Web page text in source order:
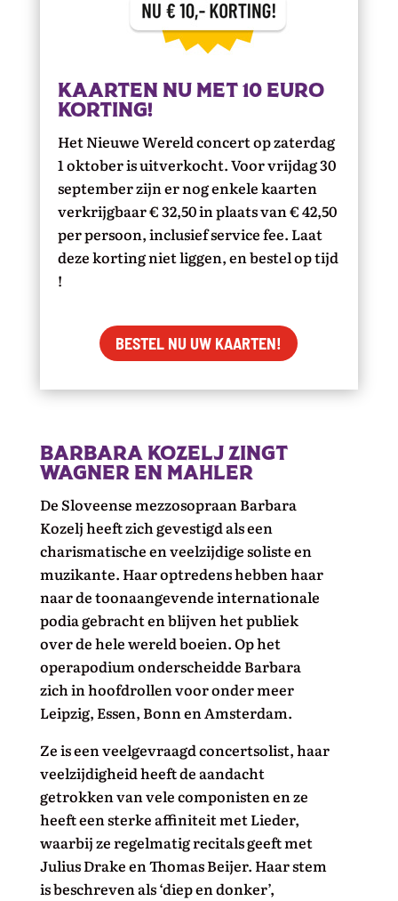
Kaarten nu met 10 euro
korting!
Het Nieuwe Wereld concert op zaterdag
1 oktober is uitverkocht. Voor vrijdag 30
september zijn er nog enkele kaarten
verkrijgbaar € 32,50 in plaats van € 42,50
per persoon, inclusief service fee. Laat
deze korting niet liggen, en bestel op tijd
!
BESTEL NU UW KAARTEN!
Barbara Kozelj zingt
Wagner en Mahler
De Sloveense mezzosopraan Barbara
Kozelj heeft zich gevestigd als een
charismatische en veelzijdige soliste en
muzikante. Haar optredens hebben haar
naar de toonaangevende internationale
podia gebracht en blijven het publiek
over de hele wereld boeien. Op het
operapodium onderscheidde Barbara
zich in hoofdrollen voor onder meer
Leipzig, Essen, Bonn en Amsterdam.
Ze is een veelgevraagd concertsolist, haar
veelzijdigheid heeft de aandacht
getrokken van vele componisten en ze
heeft een sterke affiniteit met Lieder,
waarbij ze regelmatig recitals geeft met
Julius Drake en Thomas Beijer. Haar stem
is beschreven als ‘diep en donker’,